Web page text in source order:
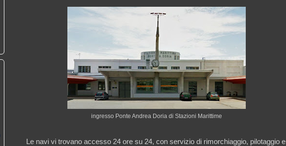
ingresso Ponte Andrea Doria di Stazioni Marittime
Le navi vi trovano accesso 24 ore su 24, con servizio di rimorchiaggio, pilotaggio e